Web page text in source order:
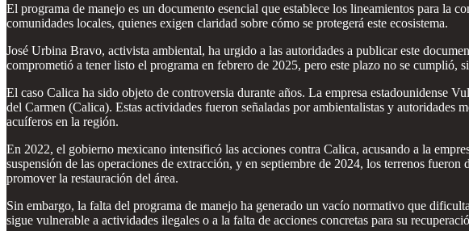
El programa de manejo es un documento esencial que establece los lineamientos para la
comunidades locales, quienes exigen claridad sobre cómo se protegerá este ecosistema.
José Urbina Bravo, activista ambiental, ha urgido a las autoridades a publicar este
comprometió a tener listo el programa en febrero de 2025, pero este plazo no se cumplió,
El caso Calica ha sido objeto de controversia durante años. La empresa estadounidense
del Carmen (Calica). Estas actividades fueron señaladas por ambientalistas y autoridades
acuíferos en la región.
En 2022, el gobierno mexicano intensificó las acciones contra Calica, acusando a la
suspensión de las operaciones de extracción, y en septiembre de 2024, los terrenos
promover la restauración del área.
Sin embargo, la falta del programa de manejo ha generado un vacío normativo que
sigue vulnerable a actividades ilegales o a la falta de acciones concretas para su